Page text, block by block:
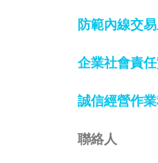
防範內線交
企業社會責
誠信經營作
聯絡人